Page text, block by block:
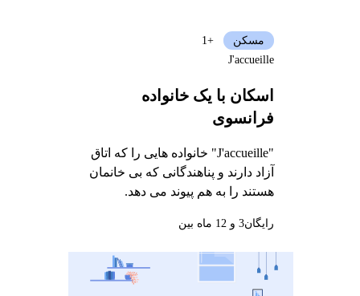
اسکان با یک خانواده
فرانسوی
"J'accueille" خانواده هایی را که اتاق
آزاد دارند و پناهندگانی که بی خانمان
هستند را به هم پیوند می دهد.
مسکن
+1
J'accueille
رایگان3 و 12 ماه بین